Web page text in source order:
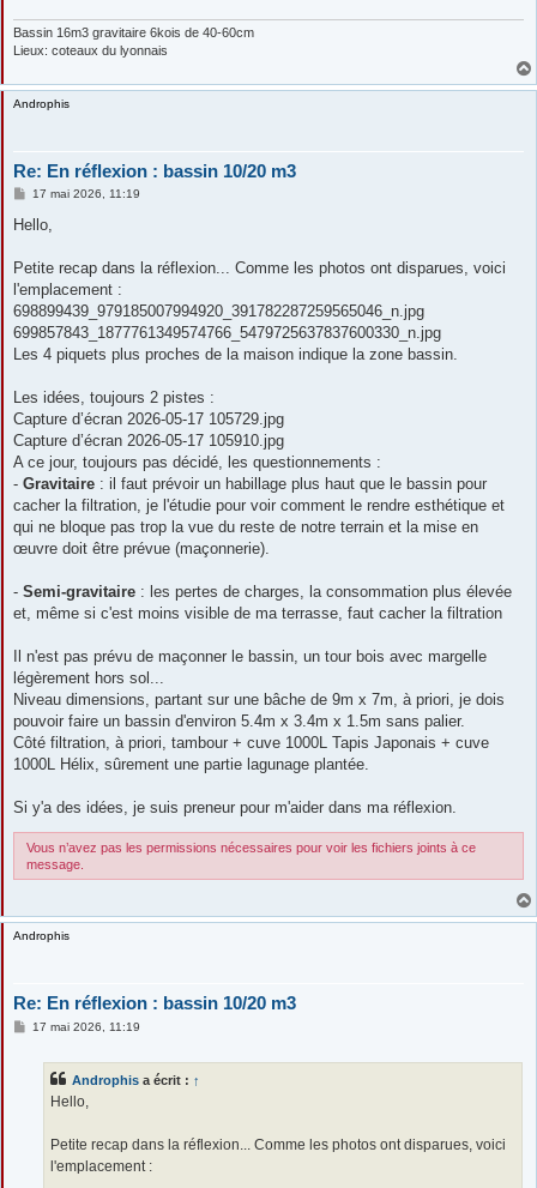
Bassin 16m3 gravitaire 6kois de 40-60cm
Lieux: coteaux du lyonnais
Androphis
Re: En réflexion : bassin 10/20 m3
M
s
g
17 mai 2026, 11:19
Hello,
Petite recap dans la réflexion... Comme les photos ont disparues, voici
l'emplacement :
698899439_979185007994920_391782287259565046_n.jpg
699857843_1877761349574766_5479725637837600330_n.jpg
Les 4 piquets plus proches de la maison indique la zone bassin.
Les idées, toujours 2 pistes :
Capture d’écran 2026-05-17 105729.jpg
Capture d’écran 2026-05-17 105910.jpg
A ce jour, toujours pas décidé, les questionnements :
- Gravitaire : il faut prévoir un habillage plus haut que le bassin pour
cacher la filtration, je l'étudie pour voir comment le rendre esthétique et
qui ne bloque pas trop la vue du reste de notre terrain et la mise en
œuvre doit être prévue (maçonnerie).
- Semi-gravitaire : les pertes de charges, la consommation plus élevée
et, même si c'est moins visible de ma terrasse, faut cacher la filtration
Il n'est pas prévu de maçonner le bassin, un tour bois avec margelle
légèrement hors sol...
Niveau dimensions, partant sur une bâche de 9m x 7m, à priori, je dois
pouvoir faire un bassin d'environ 5.4m x 3.4m x 1.5m sans palier.
Côté filtration, à priori, tambour + cuve 1000L Tapis Japonais + cuve
1000L Hélix, sûrement une partie lagunage plantée.
Si y'a des idées, je suis preneur pour m'aider dans ma réflexion.
Vous n’avez pas les permissions nécessaires pour voir les fichiers joints à ce
message.
Androphis
Re: En réflexion : bassin 10/20 m3
M17 mai 2026, 11:19
Androphis a écrit : ↑
Hello,
Petite recap dans la réflexion... Comme les photos ont disparues, voici
l'emplacement :